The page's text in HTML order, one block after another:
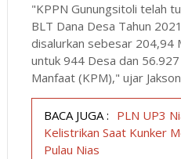
"KPPN Gunungsitoli telah
BLT Dana Desa Tahun
disalurkan sebesar 204,94
untuk 944 Desa dan
Manfaat (KPM)," ujar
BACA JUGA : PLN UP3
Kelistrikan Saat Kunker
Pulau Nias